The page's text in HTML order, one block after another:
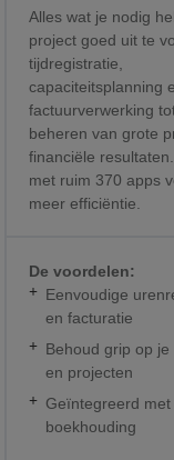
Alles wat je nodig
project goed uit te
tijdregistratie,
capaciteitsplanning
factuurverwerking
beheren van grote
financiële
met ruim 370 apps
meer efficiëntie.
De voordelen:
Eenvoudige
en facturatie
Behoud grip op je
en projecten
Geïntegreerd met
boekhouding